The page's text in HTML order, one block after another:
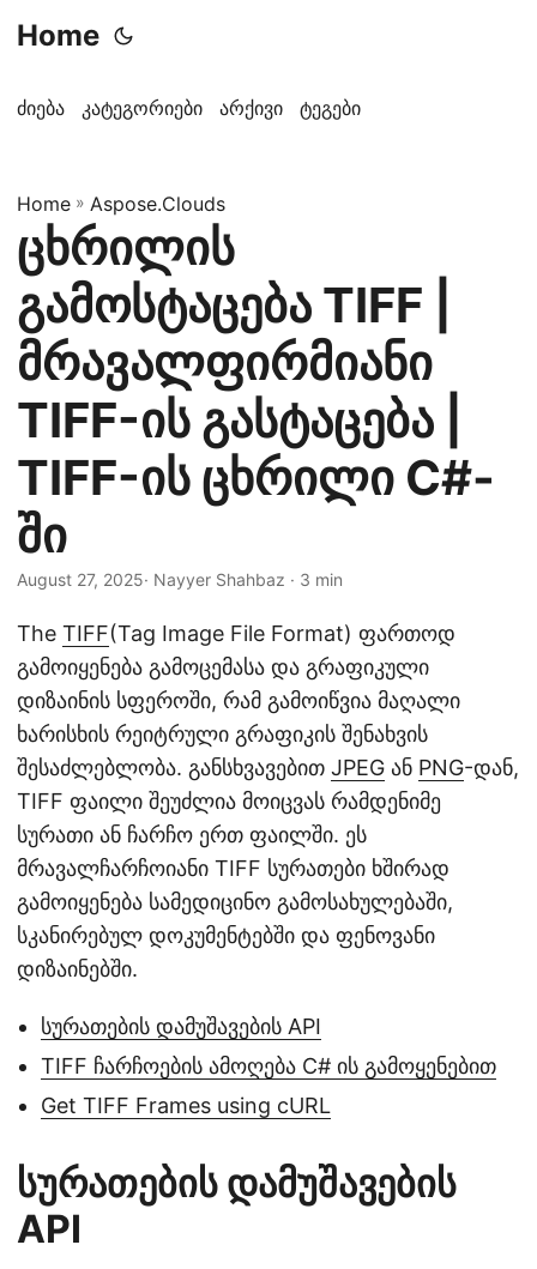
Home
ძიება კატეგორიები არქივი ტეგები
Home » Aspose.Clouds
ცხრილის
გამოსტაცება TIFF |
მრავალფირმიანი
TIFF-ის გასტაცება |
TIFF-ის ცხრილი C#-
ში
August 27, 2025· Nayyer Shahbaz · 3 min
The TIFF(Tag Image File Format) ფართოდ
გამოიყენება გამოცემასა და გრაფიკული
დიზაინის სფეროში, რამ გამოიწვია მაღალი
ხარისხის რეიტრული გრაფიკის შენახვის
შესაძლებლობა. განსხვავებით JPEG ან PNG-დან,
TIFF ფაილი შეუძლია მოიცვას რამდენიმე
სურათი ან ჩარჩო ერთ ფაილში. ეს
მრავალჩარჩოიანი TIFF სურათები ხშირად
გამოიყენება სამედიცინო გამოსახულებაში,
სკანირებულ დოკუმენტებში და ფენოვანი
დიზაინებში.
სურათების დამუშავების API
TIFF ჩარჩოების ამოღება C# ის გამოყენებით
Get TIFF Frames using cURL
სურათების დამუშავების
API